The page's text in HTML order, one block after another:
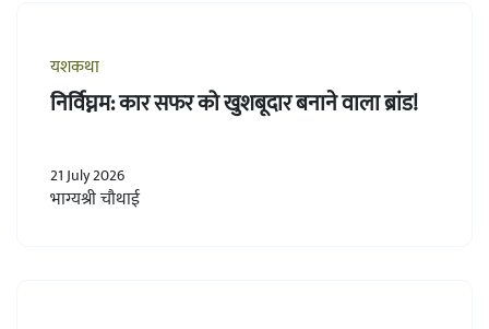
यशकथा
निर्विघ्नम: कार सफर को खुशबूदार बनाने वाला ब्रांड!
21 July 2026
भाग्यश्री चौथाई